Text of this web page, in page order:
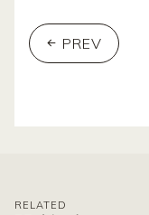
PREV
RELATED